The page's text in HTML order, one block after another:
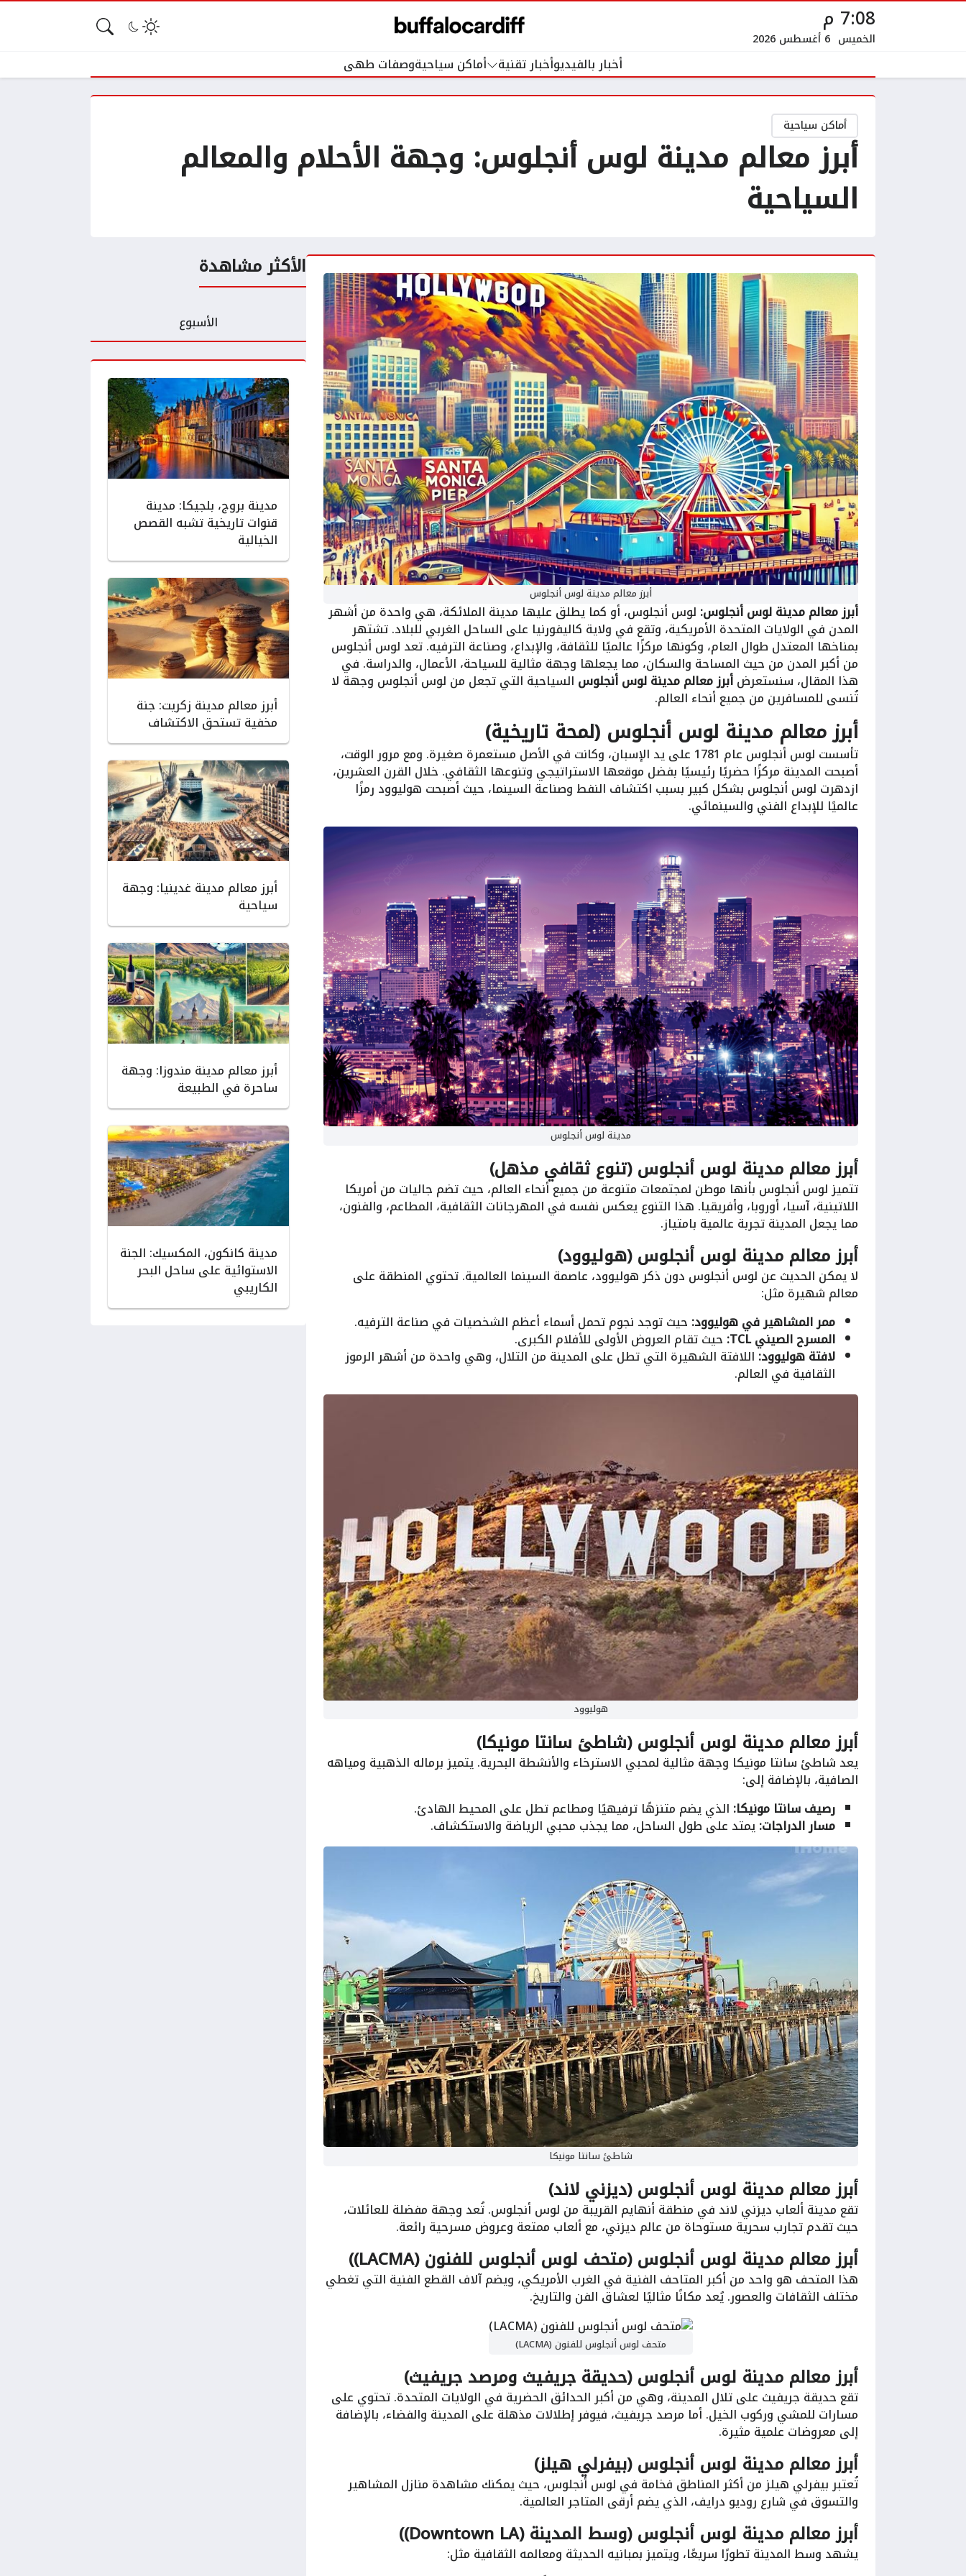
7:08 م
الخميس 6 أغسطس 2026
أخبار بالفيديوأخبار تقنية أماكن سياحيةوصفات طهى
أماكن سياحية
أبرز معالم مدينة لوس أنجلوس: وجهة الأحلام والمعالم
السياحية
الأكثر مشاهدة
الأسبوع
مدينة بروج، بلجيكا: مدينة
قنوات تاريخية تشبه القصص
الخيالية
أبرز معالم مدينة زكريت: جنة
مخفية تستحق الاكتشاف
أبرز معالم مدينة غدينيا: وجهة
سياحية
أبرز معالم مدينة مندوزا: وجهة
ساحرة في الطبيعة
مدينة كانكون، المكسيك: الجنة
الاستوائية على ساحل البحر
الكاريبي
أبرز معالم مدينة لوس أنجلوس
أبرز معالم مدينة لوس أنجلوس: لوس أنجلوس، أو كما يطلق عليها مدينة الملائكة، هي واحدة من أشهر
المدن في الولايات المتحدة الأمريكية، وتقع في ولاية كاليفورنيا على الساحل الغربي للبلاد. تشتهر
بمناخها المعتدل طوال العام، وكونها مركزًا عالميًا للثقافة، والإبداع، وصناعة الترفيه. تعد لوس أنجلوس
من أكبر المدن من حيث المساحة والسكان، مما يجعلها وجهة مثالية للسياحة، الأعمال، والدراسة. في
هذا المقال، سنستعرضأبرز معالم مدينة لوس أنجلوس السياحية التي تجعل من لوس أنجلوس وجهة لا
تُنسى للمسافرين من جميع أنحاء العالم.
أبرز معالم مدينة لوس أنجلوس (لمحة تاريخية)
تأسست لوس أنجلوس عام 1781 على يد الإسبان، وكانت في الأصل مستعمرة صغيرة. ومع مرور الوقت،
أصبحت المدينة مركزًا حضريًا رئيسيًا بفضل موقعها الاستراتيجي وتنوعها الثقافي. خلال القرن العشرين،
ازدهرت لوس أنجلوس بشكل كبير بسبب اكتشاف النفط وصناعة السينما، حيث أصبحت هوليوود رمزًا
عالميًا للإبداع الفني والسينمائي.
مدينة لوس أنجلوس
أبرز معالم مدينة لوس أنجلوس (تنوع ثقافي مذهل)
تتميز لوس أنجلوس بأنها موطن لمجتمعات متنوعة من جميع أنحاء العالم، حيث تضم جاليات من أمريكا
اللاتينية، آسيا، أوروبا، وأفريقيا. هذا التنوع يعكس نفسه في المهرجانات الثقافية، المطاعم، والفنون،
مما يجعل المدينة تجربة عالمية بامتياز.
أبرز معالم مدينة لوس أنجلوس (هوليوود)
لا يمكن الحديث عن لوس أنجلوس دون ذكر هوليوود، عاصمة السينما العالمية. تحتوي المنطقة على
معالم شهيرة مثل:
ممر المشاهير في هوليوود: حيث توجد نجوم تحمل أسماء أعظم الشخصيات في صناعة الترفيه.
المسرح الصيني TCL: حيث تقام العروض الأولى للأفلام الكبرى.
لافتة هوليوود:اللافتة الشهيرة التي تطل على المدينة من التلال، وهي واحدة من أشهر الرموز
الثقافية في العالم.
هوليوود
أبرز معالم مدينة لوس أنجلوس (شاطئ سانتا مونيكا)
يعد شاطئ سانتا مونيكا وجهة مثالية لمحبي الاسترخاء والأنشطة البحرية. يتميز برماله الذهبية ومياهه
الصافية، بالإضافة إلى:
رصيف سانتا مونيكا: الذي يضم متنزهًا ترفيهيًا ومطاعم تطل على المحيط الهادئ.
مسار الدراجات:يمتد على طول الساحل، مما يجذب محبي الرياضة والاستكشاف.
شاطئ سانتا مونيكا
أبرز معالم مدينة لوس أنجلوس (ديزني لاند)
تقع مدينة ألعاب ديزني لاند في منطقة أنهايم القريبة من لوس أنجلوس. تُعد وجهة مفضلة للعائلات،
حيث تقدم تجارب سحرية مستوحاة من عالم ديزني، مع ألعاب ممتعة وعروض مسرحية رائعة.
أبرز معالم مدينة لوس أنجلوس (متحف لوس أنجلوس للفنون (LACMA))
هذا المتحف هو واحد من أكبر المتاحف الفنية في الغرب الأمريكي، ويضم آلاف القطع الفنية التي تغطي
مختلف الثقافات والعصور. يُعد مكانًا مثاليًا لعشاق الفن والتاريخ.
متحف لوس أنجلوس للفنون (LACMA)
أبرز معالم مدينة لوس أنجلوس (حديقة جريفيث ومرصد جريفيث)
تقع حديقة جريفيث على تلال المدينة، وهي من أكبر الحدائق الحضرية في الولايات المتحدة. تحتوي على
مسارات للمشي وركوب الخيل. أما مرصد جريفيث، فيوفر إطلالات مذهلة على المدينة والفضاء، بالإضافة
إلى معروضات علمية مثيرة.
أبرز معالم مدينة لوس أنجلوس (بيفرلي هيلز)
تُعتبر بيفرلي هيلز من أكثر المناطق فخامة في لوس أنجلوس، حيث يمكنك مشاهدة منازل المشاهير
والتسوق في شارع روديو درايف، الذي يضم أرقى المتاجر العالمية.
أبرز معالم مدينة لوس أنجلوس (وسط المدينة (Downtown LA))
يشهد وسط المدينة تطورًا سريعًا، ويتميز بمبانيه الحديثة ومعالمه الثقافية مثل: